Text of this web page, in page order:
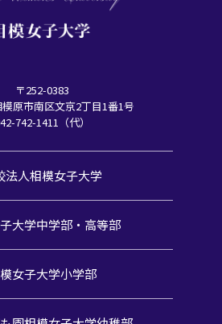
〒252-0383
原市南区文京2丁目1番1号
742-1411（代）
法人相模女子大学
大学中学部・高等部
女子大学小学部